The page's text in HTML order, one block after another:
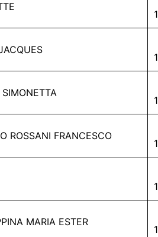
ROSSANI FRANCESCO
MARIA ESTER